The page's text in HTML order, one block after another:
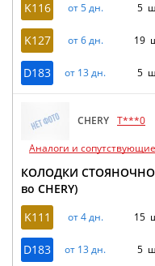
K116 от 5 дн. 5
K127 от 6 дн. 19
D183 от 13 дн. 5
CHERY T***0
Аналоги и сопутствующие
КОЛОДКИ
во CHERY)
K111
от 4 дн. 15
D183 от 13 дн. 5